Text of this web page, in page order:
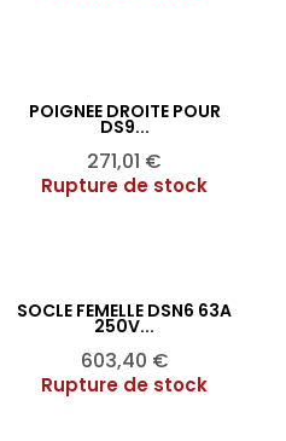
Ajouter au panier
POIGNÉE DROITE POUR
DS9...
Prix
271,01 €
Rupture de stock
Ajouter au panier
SOCLE FEMELLE DSN6 63A
250V...
Prix
603,40 €
Rupture de stock